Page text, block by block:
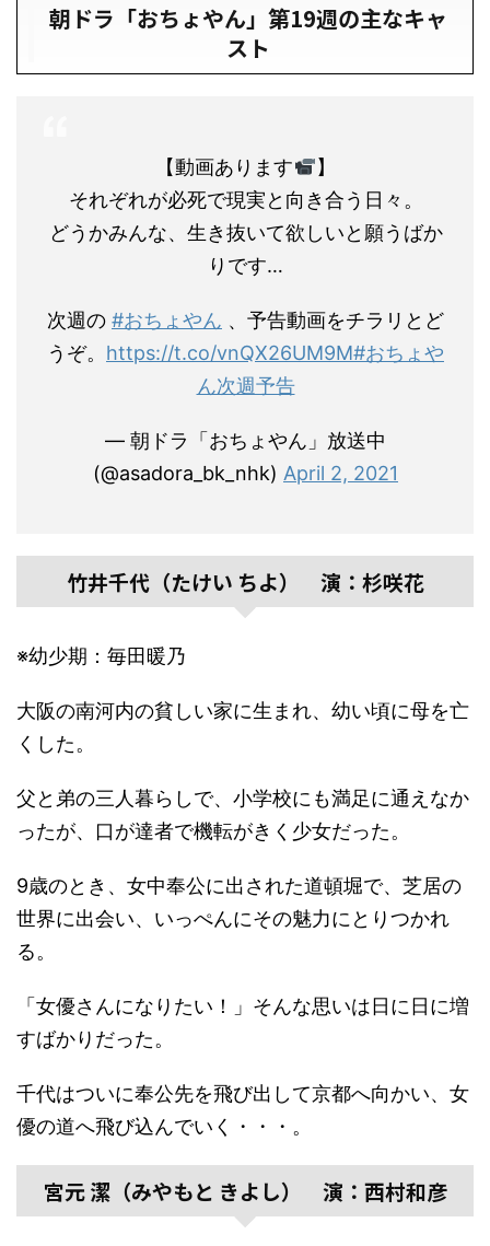
朝ドラ「おちょやん」第19週の主なキャ
スト
【動画あります
】
それぞれが必死で現実と向き合う日々。
どうかみんな、生き抜いて欲しいと願うばか
りです…
次週の #おちょやん 、予告動画をチラリとど
うぞ。 https://t.co/vnQX26UM9M#おちょや
ん次週予告
— 朝ドラ「おちょやん」放送中
(@asadora_bk_nhk) April 2, 2021
竹井千代（たけい ちよ） 演：杉咲花
※幼少期：毎田暖乃
大阪の南河内の貧しい家に生まれ、幼い頃に母を亡
くした。
父と弟の三人暮らしで、小学校にも満足に通えなか
ったが、口が達者で機転がきく少女だった。
9歳のとき、女中奉公に出された道頓堀で、芝居の
世界に出会い、いっぺんにその魅力にとりつかれ
る。
「女優さんになりたい！」そんな思いは日に日に増
すばかりだった。
千代はついに奉公先を飛び出して京都へ向かい、女
優の道へ飛び込んでいく・・・。
宮元 潔（みやもと きよし） 演：西村和彦